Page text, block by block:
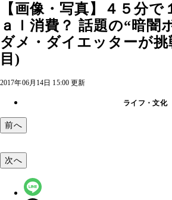
【画像・写真】４５分で
ａｌ消費？ 話題の“暗闇
ダメ・ダイエッターが挑
目)
2017年06月14日 15:00 更新
ライフ・文化
前へ
次へ